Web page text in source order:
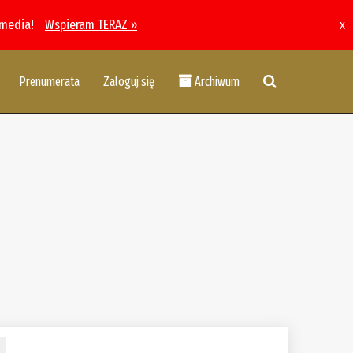
Wspieram TERAZ » x
Prenumerata Zaloguj się Archiwum